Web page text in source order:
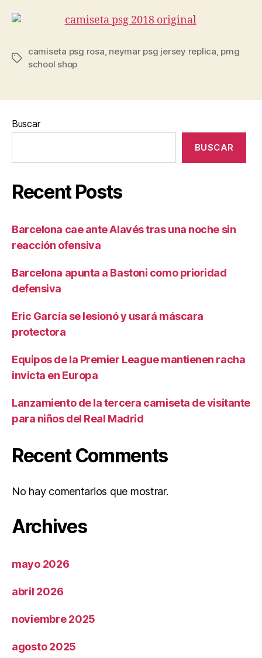
Etiquetas
camiseta psg rosa, neymar psg jersey replica, pmg
school shop
Buscar
BUSCAR
Recent Posts
Barcelona cae ante Alavés tras una noche sin
reacción ofensiva
Barcelona apunta a Bastoni como prioridad
defensiva
Eric García se lesionó y usará máscara
protectora
Equipos de la Premier League mantienen racha
invicta en Europa
Lanzamiento de la tercera camiseta de visitante
para niños del Real Madrid
Recent Comments
No hay comentarios que mostrar.
Archives
mayo 2026
abril 2026
noviembre 2025
agosto 2025